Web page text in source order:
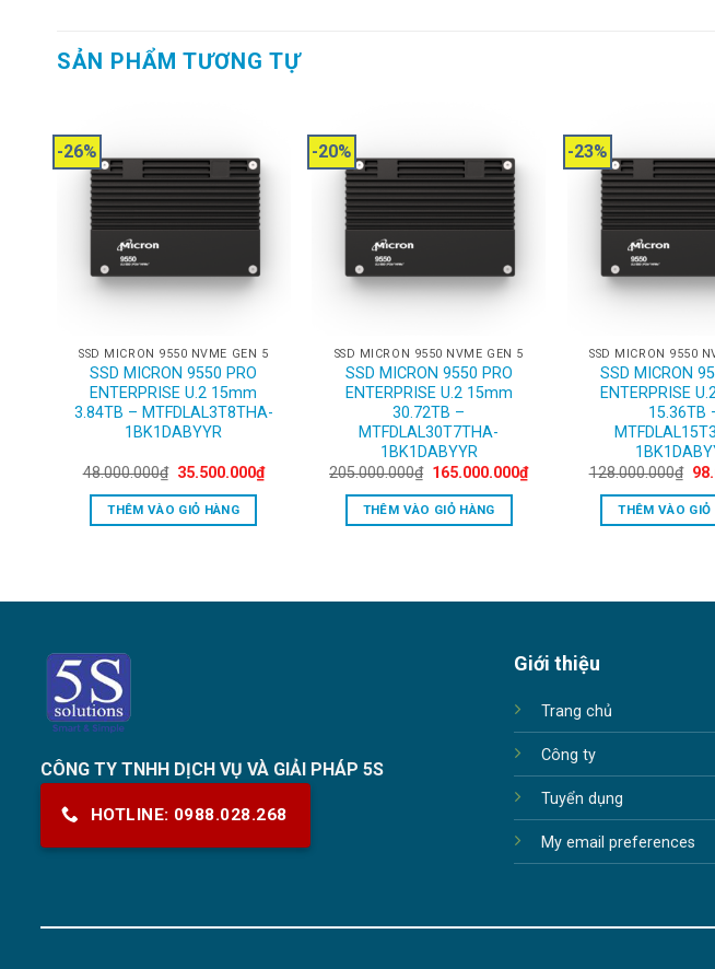
SẢN PHẨM TƯƠNG TỰ
-26%
SSD MICRON 9550 NVME GEN 5
SSD MICRON 9550 PRO
ENTERPRISE U.2 15mm
3.84TB – MTFDLAL3T8THA-
1BK1DABYYR
48.000.000₫ Original
was:
48.000.000₫.
35.500.000₫Current
price
THÊM VÀO GIỎ HÀNG
-20%
SSD MICRON 9550 NVME GEN 5
SSD MICRON 9550 PRO
ENTERPRISE U.2 15mm
30.72TB –
MTFDLAL30T7THA-
1BK1DABYYR
205.000.000₫ Original
was:
205.000.000₫.
165.000.000₫Current
price
165.000.000₫.
THÊM VÀO GIỎ HÀNG
-23%
SSD MICRON 9550
SSD MICRON
ENTERPRISE
15.36TB
128.000.000₫
THÊM VÀO GIỎ
CÔNG TY TNHH DỊCH VỤ VÀ GIẢI PHÁP 5S
HOTLINE: 0988.028.268
Giới thiệu
Trang chủ
Công ty
Tuyển dụng
My email preferences